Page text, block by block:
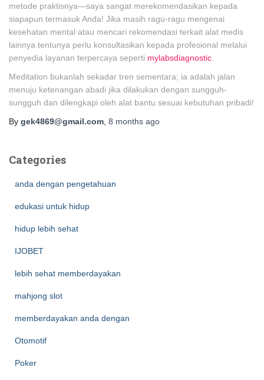
metode praktisnya—saya sangat merekomendasikan kepada
siapapun termasuk Anda! Jika masih ragu-ragu mengenai
kesehatan mental atau mencari rekomendasi terkait alat medis
lainnya tentunya perlu konsultasikan kepada profesional melalui
penyedia layanan terpercaya seperti mylabsdiagnostic
Meditation bukanlah sekadar tren sementara; ia adalah jalan
menuju ketenangan abadi jika dilakukan dengan sungguh-
sungguh dan dilengkapi oleh alat bantu sesuai kebutuhan pribadi!
By gek4869@gmail.com 8 months ago
Categories
anda dengan pengetahuan
edukasi untuk hidup
hidup lebih sehat
IJOBET
lebih sehat memberdayakan
mahjong slot
memberdayakan anda dengan
Otomotif
Poker